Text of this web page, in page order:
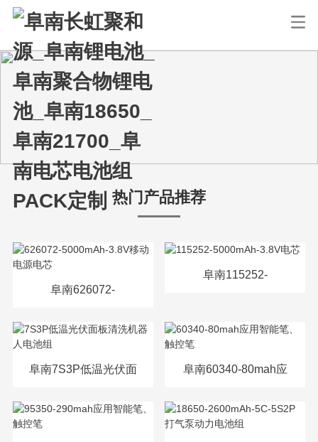
热门产品推荐
阜南626072-
阜南115252-
阜南7S3P低温光伏面 阜南60340-80mah应